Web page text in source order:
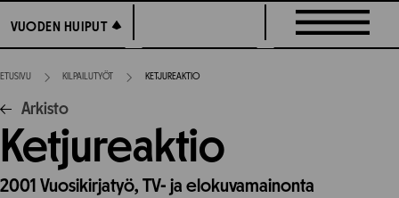
suoraan
sisältöön
VUODEN HUIPUT
VUODEN HUIPUT
ETUSIVU KILPAILUTYÖT KETJUREAKTIO
Arkisto
Ketjureaktio
2001 Vuosikirjatyö, TV- ja elokuvamainonta